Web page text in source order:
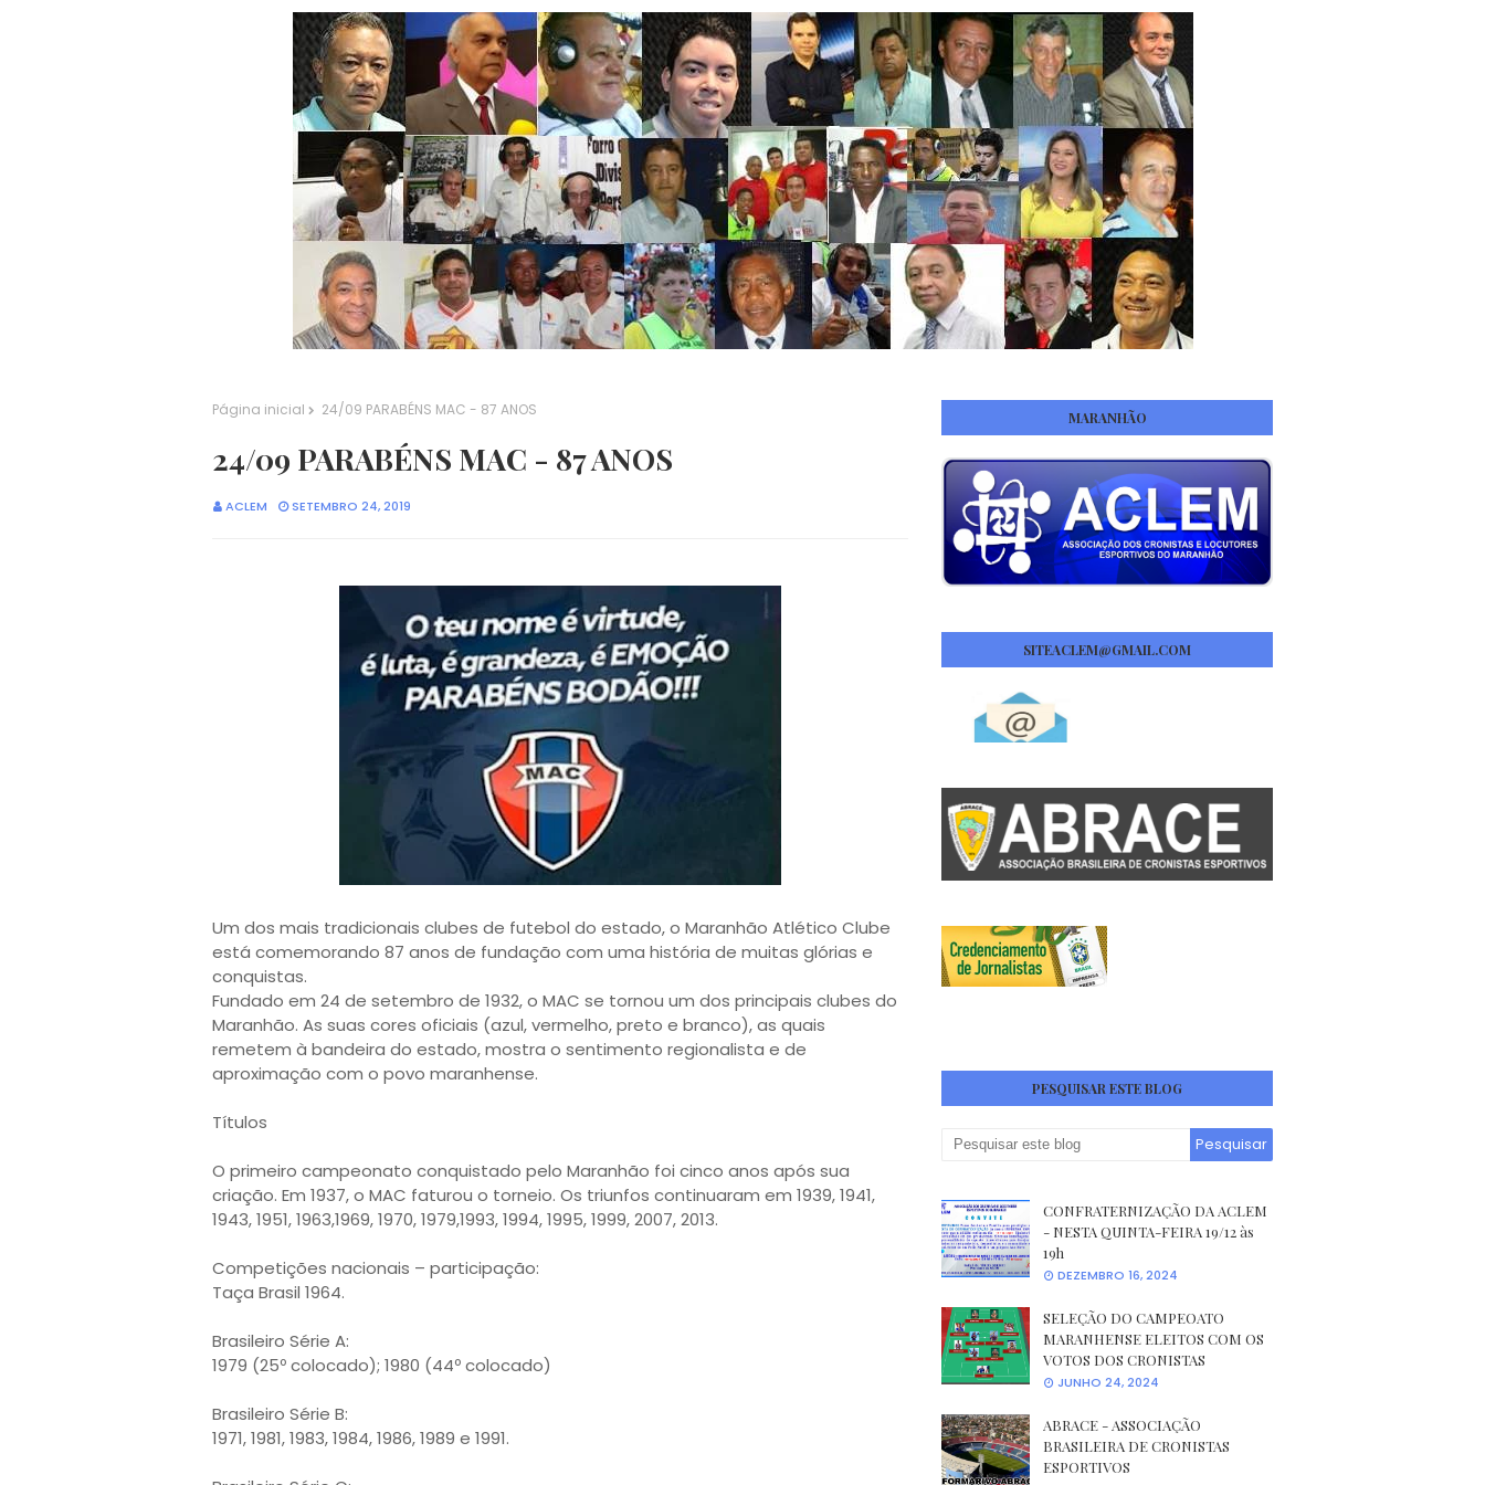
Página inicial 24/09 PARABÉNS MAC - 87 ANOS
24/09 PARABÉNS MAC - 87 ANOS
ACLEM SETEMBRO 24, 2019
Um dos mais tradicionais clubes de futebol do estado, o Maranhão Atlético Clube
está comemorando 87 anos de fundação com uma história de muitas glórias e
conquistas.
Fundado em 24 de setembro de 1932, o MAC se tornou um dos principais clubes do
Maranhão. As suas cores oficiais (azul, vermelho, preto e branco), as quais
remetem à bandeira do estado, mostra o sentimento regionalista e de
aproximação com o povo maranhense.
Títulos
O primeiro campeonato conquistado pelo Maranhão foi cinco anos após sua
criação. Em 1937, o MAC faturou o torneio. Os triunfos continuaram em 1939, 1941,
1943, 1951, 1963,1969, 1970, 1979,1993, 1994, 1995, 1999, 2007, 2013.
Competições nacionais – participação:
Taça Brasil 1964.
Brasileiro Série A:
1979 (25º colocado); 1980 (44º colocado)
Brasileiro Série B:
1971, 1981, 1983, 1984, 1986, 1989 e 1991.
MARANHÃO
SITEACLEM@GMAIL.COM
PESQUISAR ESTE BLOG
CONFRATERNIZAÇÃO DA ACLEM
- NESTA QUINTA-FEIRA 19/12 às
19h
DEZEMBRO 16, 2024
SELEÇÃO DO CAMPEOATO
MARANHENSE ELEITOS COM OS
VOTOS DOS CRONISTAS
JUNHO 24, 2024
ABRACE - ASSOCIAÇÃO
BRASILEIRA DE CRONISTAS
ESPORTIVOS